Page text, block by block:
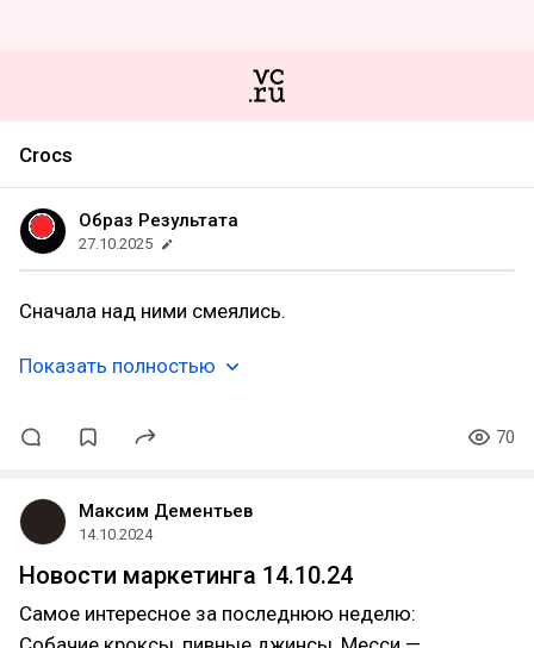
Crocs
Образ Результата
27.10.2025
Сначала над ними смеялись.
Показать полностью
70
Максим Дементьев
14.10.2024
Новости маркетинга 14.10.24
Самое интересное за последнюю неделю: